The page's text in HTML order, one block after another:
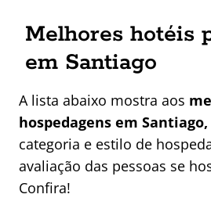
Melhores hotéis
em Santiago
A lista abaixo mostra aos
hospedagens em Santiago,
categoria e estilo de
avaliação das pessoas se
Confira!